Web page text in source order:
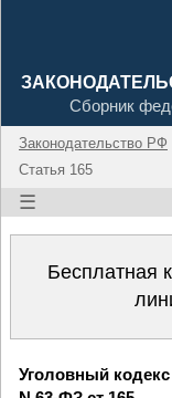
Сборник
Законодательство РФ
Статья 165
☰
Бесплатная
Уголовный